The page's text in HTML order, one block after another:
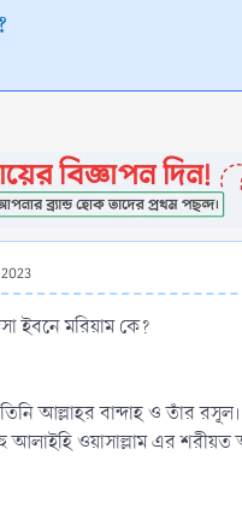
ইবনে মরিয়াম কে?
আল্লাহর বান্দাহ ও তাঁর
আলাইহি ওয়াসাল্লাম এর